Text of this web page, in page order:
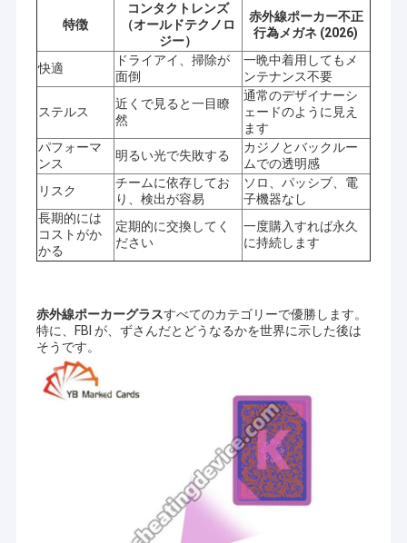
家
プロダクト
私達について
私達に連絡しなさい
特徴
コンタクトレンズ
（オールドテクノロ
ジー）
赤外線ポーカー不正
行為メガネ (2026)
快適
ドライアイ、掃除が
面倒
一晩中着用してもメ
ンテナンス不要
ステルス
近くで見ると一目瞭
然
通常のデザイナーシ
ェードのように見え
ます
パフォーマ
ンス
明るい光で失敗する
カジノとバックルー
ムでの透明感
リスク
チームに依存してお
り、検出が容易
ソロ、パッシブ、電
子機器なし
長期的には
コストがか
かる
定期的に交換してく
ださい
一度購入すれば永久
に持続します
赤外線ポーカーグラスすべてのカテゴリーで優勝します。
特に、FBI が、ずさんだとどうなるかを世界に示した後は
そうです。
YBポーカーチート株式会社 (YB Poker Cheat Co., Ltd) は1999年に
設立され,国際的に有名な都市である広州に位置しています.これは
製造,流通,カジノサービスのためのライセンスを取得した最初の会
社です.YBポーカー・チートは提供することができます
分析機,見えないインクマークカード,UVコンタクトレンズ,ポーカ
ースキャナー,見えないインクサイドマークカード,バッカラ作弊
主な製品には 目に見えないインクでマークされたカード,ポーカー
分析機, カード用のコンタクトレンズ,バーコードスキャンカメラ,
テキサスとオマハのプログラムソフトウェアバカラやブラックジ
ャックなどのゲーム用のシャッフラーマシンです. あらゆる種類の
ギャンブル用の作弊装置を製造しています. これらの製品はアメリ